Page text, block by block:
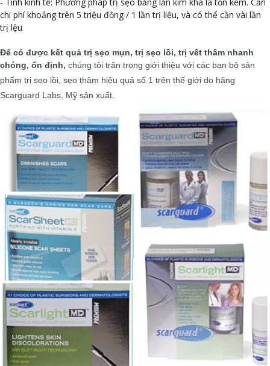
- Tính kinh tế: Phương pháp trị sẹo bằng lăn kim khá là tốn kém. Cần
chi phí khoảng trên 5 triệu đồng / 1 lần trị liệu, và có thể cần vài lần
trị lệu
Để có được kết quả trị sẹo mụn, trị sẹo lồi, trị vết thâm nhanh
chóng, ổn định, chúng tôi trân trọng giới thiệu với các bạn bộ sản
phẩm trị sẹo lồi, sẹo thâm hiệu quả số 1 trên thế giới do hãng
Scarguard Labs, Mỹ sản xuất.